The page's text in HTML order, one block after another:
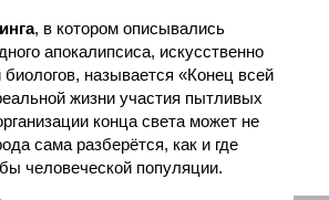
, в котором описывались
апокалипсиса, искусственно
биологов, называется «Конец всей
жизни участия пытливых
конца света может не
сама разберётся, как и где
человеческой популяции.